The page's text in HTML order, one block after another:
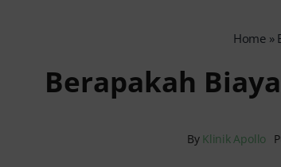
Home »
Berapakah
By Klinik Apollo